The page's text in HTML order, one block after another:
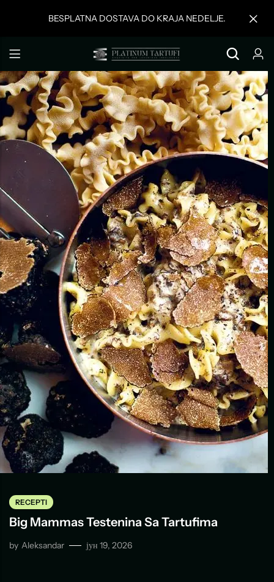
BESPLATNA DOSTAVA DO KRAJA NEDELJE.
RECEPTI
Big Mammas Testenina Sa Tartufima
by Aleksandar јун 19, 2026